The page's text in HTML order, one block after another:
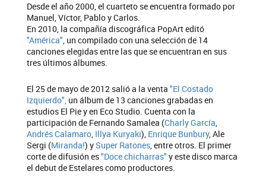
Desde el año 2000, el cuarteto se encuentra formado por
Manuel, Víctor, Pablo y Carlos.
En 2010, la compañía discográfica PopArt editó
"América", un compilado con una selección de 14
canciones elegidas entre las que se encuentran en sus
tres últimos álbumes.
El 25 de mayo de 2012 salió a la venta "El Costado
Izquierdo", un álbum de 13 canciones grabadas en
estudios El Pie y en Eco Studio. Cuenta con la
participación de Fernando Samalea (Charly García,
Andrés Calamaro, Illya Kuryaki), Enrique Bunbury, Ale
Sergi (Miranda!) ySuper Ratones, entre otros. El primer
corte de difusión es"Doce chicharras" y este disco marca
el debut de Estelares como productores.